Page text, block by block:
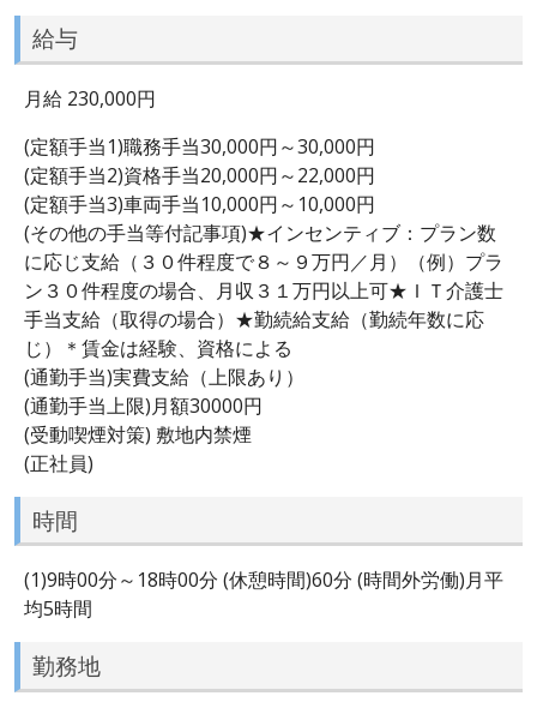
給与
月給 230,000円
(定額手当1)職務手当30,000円～30,000円
(定額手当2)資格手当20,000円～22,000円
(定額手当3)車両手当10,000円～10,000円
(その他の手当等付記事項)★インセンティブ：プラン数
に応じ支給（３０件程度で８～９万円／月）（例）プラ
ン３０件程度の場合、月収３１万円以上可★ＩＴ介護士
手当支給（取得の場合）★勤続給支給（勤続年数に応
じ）＊賃金は経験、資格による
(通勤手当)実費支給（上限あり）
(通勤手当上限)月額30000円
(受動喫煙対策) 敷地内禁煙
(正社員)
時間
(1)9時00分～18時00分 (休憩時間)60分 (時間外労働)月平
均5時間
勤務地